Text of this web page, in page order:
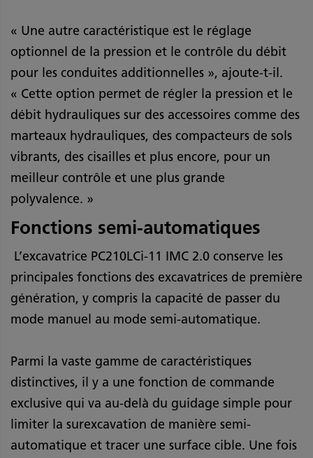
« Une autre caractéristique est le réglage
optionnel de la pression et le contrôle du débit
pour les conduites additionnelles », ajoute-t-il.
« Cette option permet de régler la pression et le
débit hydrauliques sur des accessoires comme des
marteaux hydrauliques, des compacteurs de sols
vibrants, des cisailles et plus encore, pour un
meilleur contrôle et une plus grande
polyvalence. »
Fonctions semi-automatiques
L’excavatrice PC210LCi-11 IMC 2.0 conserve les
principales fonctions des excavatrices de première
génération, y compris la capacité de passer du
mode manuel au mode semi-automatique.
Parmi la vaste gamme de caractéristiques
distinctives, il y a une fonction de commande
exclusive qui va au-delà du guidage simple pour
limiter la surexcavation de manière semi-
automatique et tracer une surface cible. Une fois